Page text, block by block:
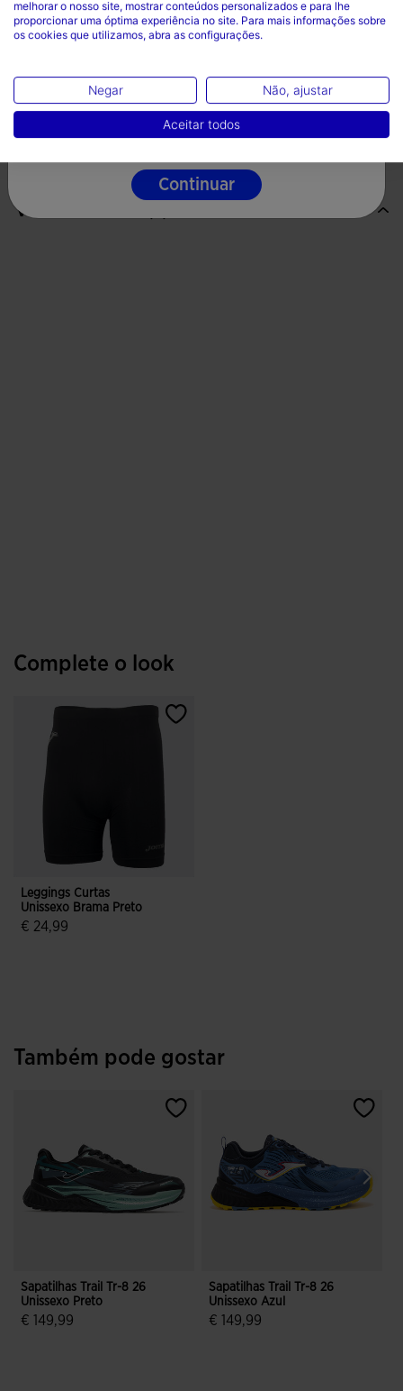
Sola de borracha DURABILITY. Possui um piso de 3,5 mm,
excepcional em terrenos lamacentos e técnicos.
Reatividade
Valoraciones (1)
Complete o look
Leggings Curtas
Unissexo Brama Preto
€ 24,99
Também pode gostar
Sapatilhas Trail Tr-8 26
Unissexo Preto
€ 149,99
Sapatilhas Trail Tr-8 26
Unissexo Azul
€ 149,99
País
Portugal
Idioma
Português
Continuar
melhorar o nosso site, mostrar conteúdos personalizados e para lhe
proporcionar uma óptima experiência no site. Para mais informações sobre
os cookies que utilizamos, abra as configurações.
Negar Não, ajustar
Aceitar todos